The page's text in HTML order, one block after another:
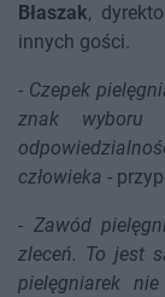
Błaszak,
innych gości.
- Czepek
znak
człowieka -
- Zawód
zleceń. To jest
pielęgniarek